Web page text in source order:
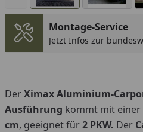
Montage-Service
Jetzt Infos zur
DerXimax Aluminium-
Ausführung kommt mit einer
cm, geeignet für2 PKW. Der